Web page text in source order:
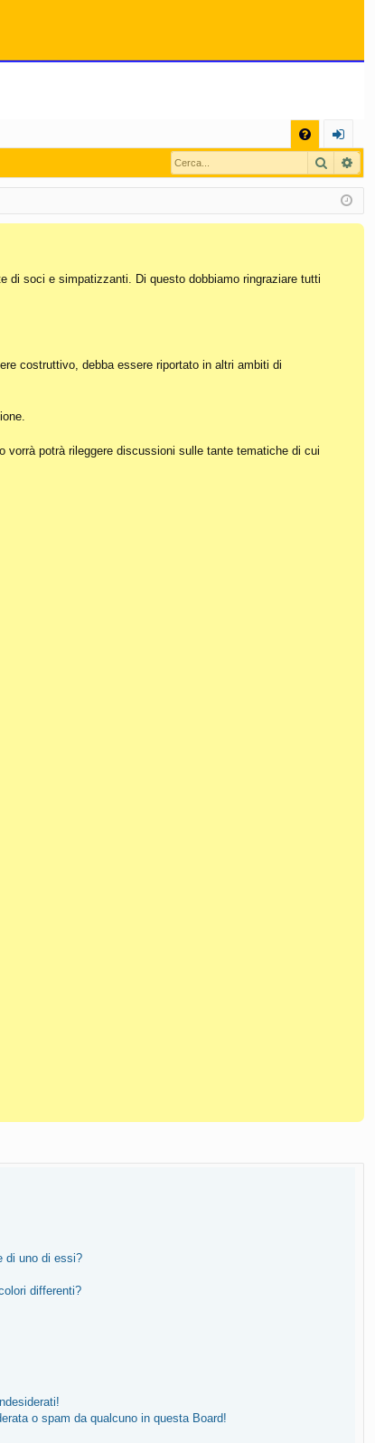
Q
og
in
Cerca
di soci e simpatizzanti. Di questo dobbiamo ringraziare tutti
costruttivo, debba essere riportato in altri ambiti di
vorrà potrà rileggere discussioni sulle tante tematiche di cui
di uno di essi?
differenti?
o spam da qualcuno in questa Board!